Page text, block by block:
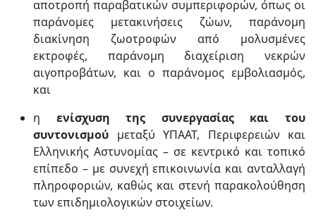
αποτροπή παραβατικών συμπεριφορών, όπως οι
παράνομες μετακινήσεις ζώων, παράνομη
διακίνηση ζωοτροφών από μολυσμένες
εκτροφές, παράνομη διαχείριση νεκρών
αιγοπροβάτων, και ο παράνομος εμβολιασμός,
και
η ενίσχυση της συνεργασίας και του
συντονισμού μεταξύ ΥΠΑΑΤ, Περιφερειών και
Ελληνικής Αστυνομίας – σε κεντρικό και τοπικό
επίπεδο – με συνεχή επικοινωνία και ανταλλαγή
πληροφοριών, καθώς και στενή παρακολούθηση
των επιδημιολογικών στοιχείων.